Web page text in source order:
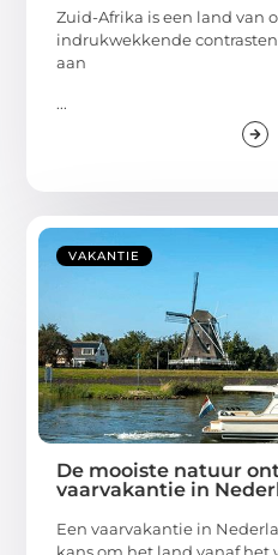
Zuid-Afrika is een land van
indrukwekkende
aan
...
VAKANTIE
De mooiste natuur
vaarvakantie in
Een vaarvakantie in
kans om het land vanaf het